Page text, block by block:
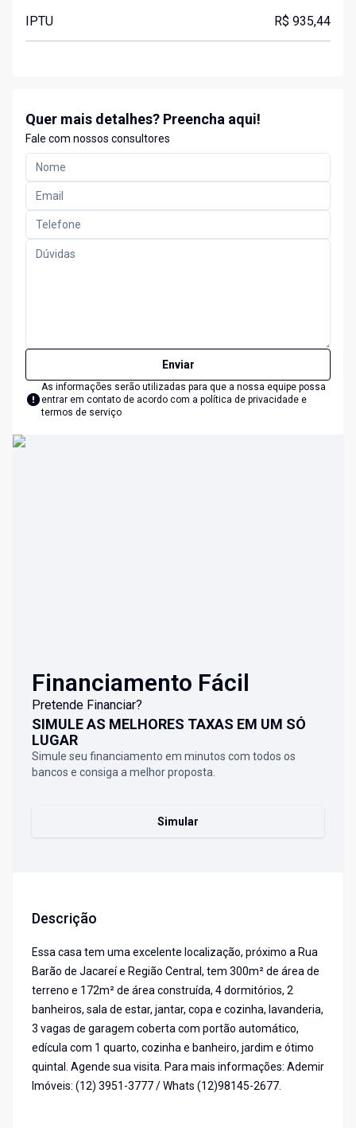
IPTU R$ 935,44
Quer mais detalhes? Preencha aqui!
Fale com nossos consultores
Enviar
As informações serão utilizadas para que a nossa equipe possa
entrar em contato de acordo com a política de privacidade e
termos de serviço
Financiamento Fácil
Pretende Financiar?
SIMULE AS MELHORES TAXAS EM UM SÓ
LUGAR
Simule seu financiamento em minutos com todos os
bancos e consiga a melhor proposta.
Simular
Descrição
Essa casa tem uma excelente localização, próximo a Rua
Barão de Jacareí e Região Central, tem 300m² de área de
terreno e 172m² de área construída, 4 dormitórios, 2
banheiros, sala de estar, jantar, copa e cozinha, lavanderia,
3 vagas de garagem coberta com portão automático,
edícula com 1 quarto, cozinha e banheiro, jardim e ótimo
quintal. Agende sua visita. Para mais informações: Ademir
Imóveis: (12) 3951-3777 / Whats (12)98145-2677.